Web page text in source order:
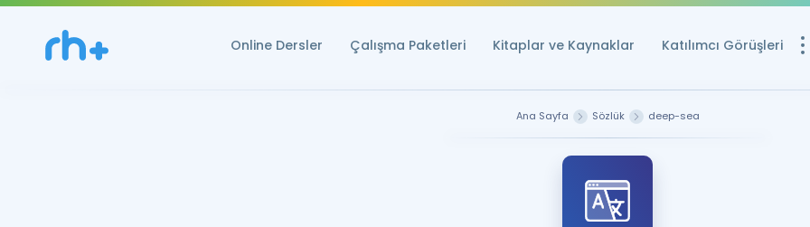
Online Dersler Çalışma Paketleri Kitaplar ve Kaynaklar Katılımcı Görüşleri
Ana Sayfa Sözlük deep-sea